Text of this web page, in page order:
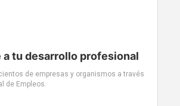
a tu desarrollo profesional
de empresas y organismos a través
de Empleos.